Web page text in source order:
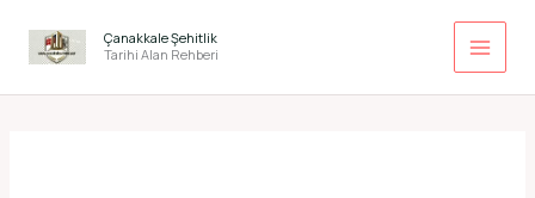
atla
Çanakkale Şehitlik
Tarihi Alan Rehberi